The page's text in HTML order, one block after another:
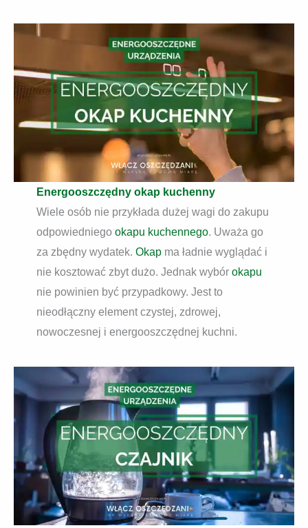
Energooszczędny okap kuchenny
Wiele osób nie przykłada dużej wagi do zakupu
odpowiedniego okapu kuchennego. Uważa go
za zbędny wydatek. Okapma ładnie wyglądać i
nie kosztować zbyt dużo. Jednak wybór okapu
nie powinien być przypadkowy. Jest to
nieodłączny element czystej, zdrowej,
nowoczesnej i energooszczędnej kuchni.